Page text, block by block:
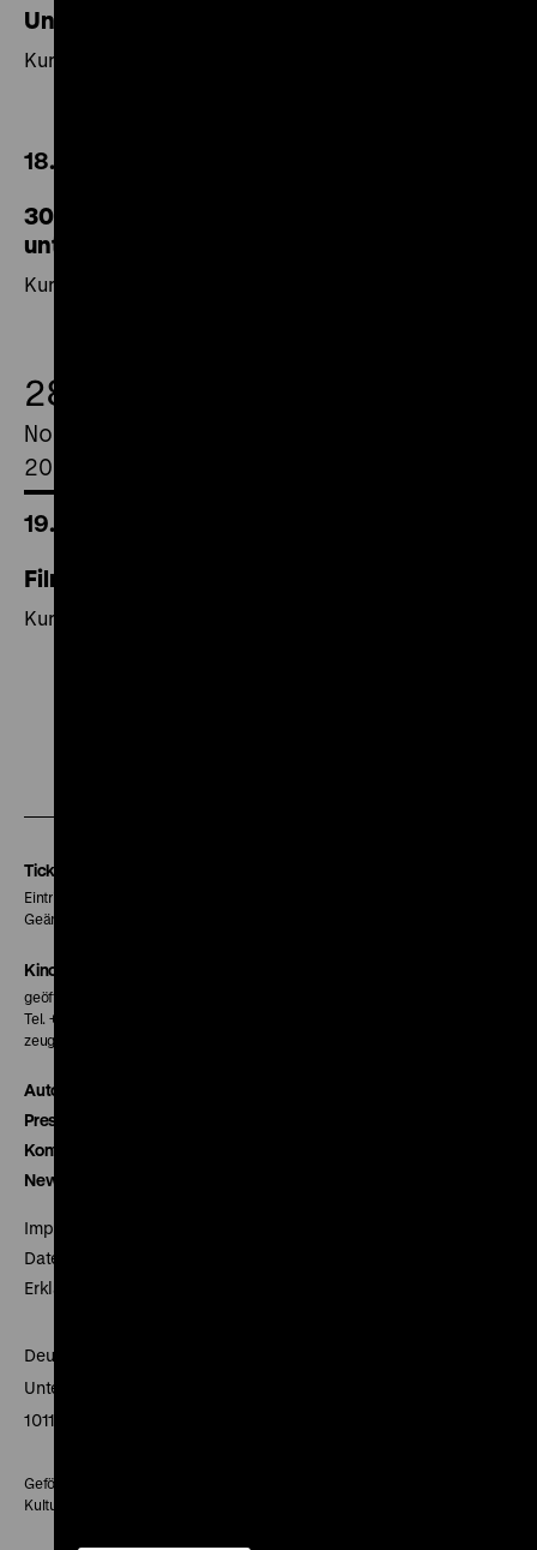
Uns geht’s gut!
Kurzfilmprogramm
18.00 Uhr
30 Jahre mit seiner 9,5mm-Kamera
unterwegs: Otto Blessing aus Berlin
Kurzfilmprogramm
28.
November
2025
19.00 Uhr
Filme vom Film
Kurzfilmprogramm
Tickets
Eintritt 5 €
Geänderte Preise sind im Programm vermerkt.
Kinokasse
geöffnet 30 Minuten vor Beginn der ersten Vorstellung
Tel. + 49 30 20304-770
zeughauskino@dhm.de
Autor*innen
Presse
Kontakt
Newsletter
Impressum
Datenschutz
Erklärung digitale Barrierefreiheit
Deutsches Historisches Museum
Unter den Linden 2
10117 Berlin
Gefördert mit Mitteln des Beauftragten der Bundesregierung für
Kultur und Medien